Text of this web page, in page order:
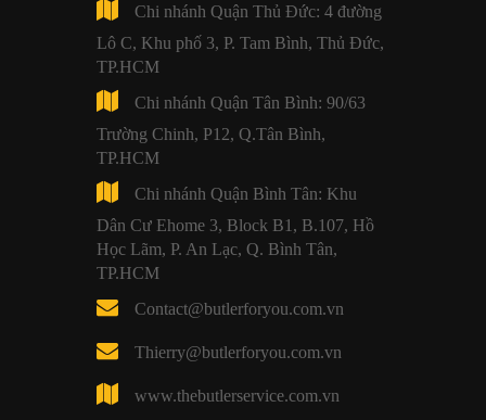
Chi nhánh Quận Thủ Đức: 4 đường
Lô C, Khu phố 3, P. Tam Bình, Thủ Đức,
TP.HCM
Chi nhánh Quận Tân Bình: 90/63
Trường Chinh, P12, Q.Tân Bình,
TP.HCM
Chi nhánh Quận Bình Tân: Khu
Dân Cư Ehome 3, Block B1, B.107, Hồ
Học Lãm, P. An Lạc, Q. Bình Tân,
TP.HCM
Contact@butlerforyou.com.vn
Thierry@butlerforyou.com.vn
www.thebutlerservice.com.vn